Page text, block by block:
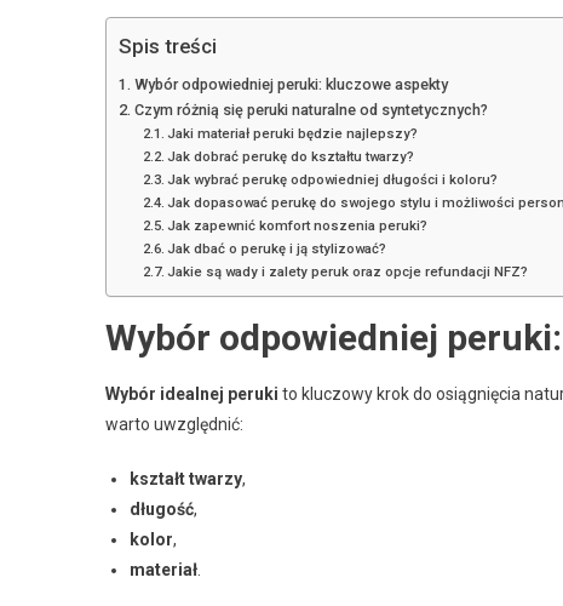
Spis treści
Wybór odpowiedniej peruki: kluczowe aspekty
Czym różnią się peruki naturalne od syntetycznych?
Jaki materiał peruki będzie najlepszy?
Jak dobrać perukę do kształtu twarzy?
Jak wybrać perukę odpowiedniej długości i koloru?
Jak dopasować perukę do swojego stylu i możliwości
Jak zapewnić komfort noszenia peruki?
Jak dbać o perukę i ją stylizować?
Jakie są wady i zalety peruk oraz opcje refundacji NFZ?
Wybór odpowiedniej
Wybór idealnej peruki to kluczowy krok do osiągnięcia
warto uwzględnić:
kształt twarzy,
długość,
kolor,
materiał